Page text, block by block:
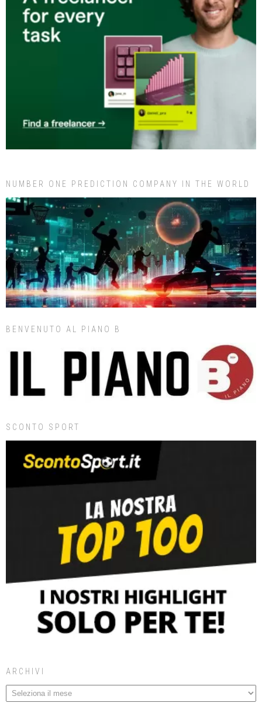
NUMBER ONE PREDICTION COMPANY IN THE WORLD
BENVENUTO AL PIANO B
SCONTO SPORT
ARCHIVI